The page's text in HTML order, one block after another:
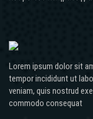
Lorem ipsum dolor sit
tempor incididunt ut
veniam, quis nostrud
commodo consequat